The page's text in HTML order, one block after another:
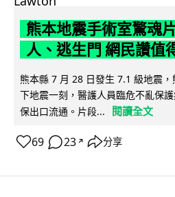
熊本地震手術室驚魂
人、逃生門 網民讚值
熊本縣 7 月 28 日發生 7.1 級地震
下地震一刻，醫護人員臨危不亂保
保出口流通。片段...
閱讀全文
69 23 ↗ 分享